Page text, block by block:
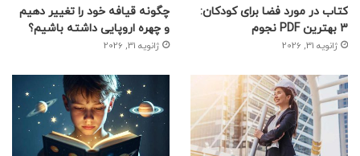
کتاب در مورد فضا برای کودکان:
3 بهترین PDF نجوم
ژانویه 31, 2026
چگونه قیافه خود را تغییر دهیم
و چهره اروپایی داشته باشیم؟
ژانویه 31, 2026